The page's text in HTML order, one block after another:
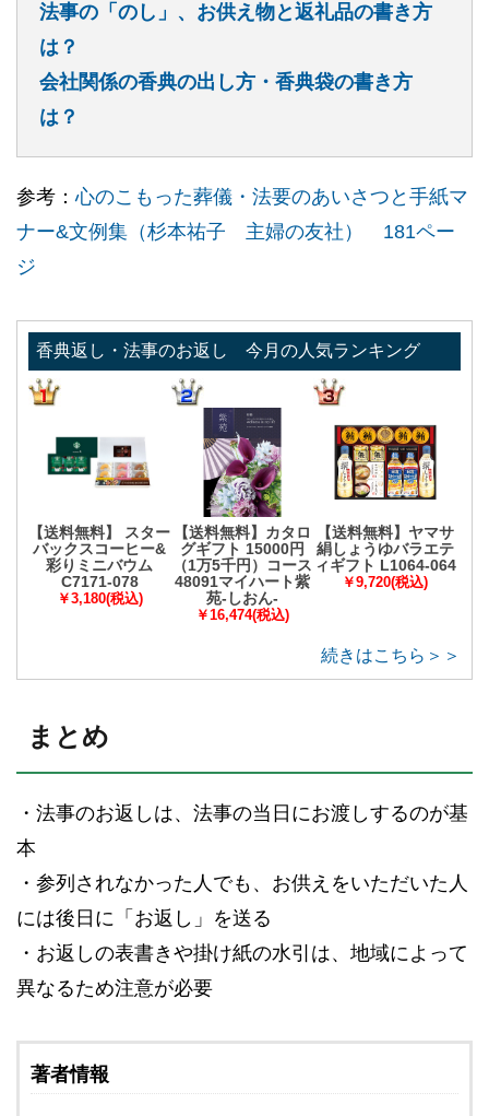
法事の「のし」、お供え物と返礼品の書き方
は？
会社関係の香典の出し方・香典袋の書き方
は？
参考：心のこもった葬儀・法要のあいさつと手紙マ
ナー&文例集（杉本祐子 主婦の友社） 181ペー
ジ
香典返し・法事のお返し 今月の人気ランキング
【送料無料】 スター
バックスコーヒー&
彩りミニバウム
C7171-078
￥3,180(税込)
【送料無料】カタロ
グギフト 15000円
（1万5千円）コース
48091マイハート紫
苑-しおん-
￥16,474(税込)
【送料無料】ヤマサ
絹しょうゆバラエテ
ィギフト L1064-064
￥9,720(税込)
続きはこちら＞＞
まとめ
・法事のお返しは、法事の当日にお渡しするのが基
本
・参列されなかった人でも、お供えをいただいた人
には後日に「お返し」を送る
・お返しの表書きや掛け紙の水引は、地域によって
異なるため注意が必要
著者情報